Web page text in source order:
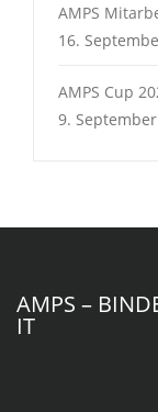
AMPS
16.
AMPS Cup
9.
AMPS –
IT